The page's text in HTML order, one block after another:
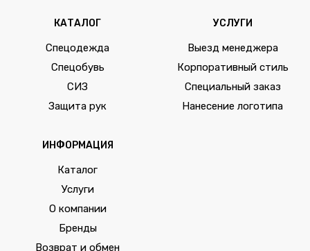
КАТАЛОГ
Спецодежда
Спецобувь
СИЗ
Защита рук
УСЛУГИ
Выезд менеджера
Корпоративный стиль
Специальный заказ
Нанесение логотипа
ИНФОРМАЦИЯ
Каталог
Услуги
О компании
Бренды
Возврат и обмен